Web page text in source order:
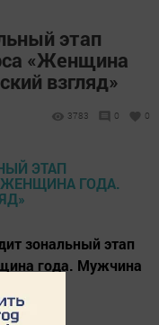
этап
«Женщина
взгляд»
3783 0 0
зональный этап
года. Мужчина